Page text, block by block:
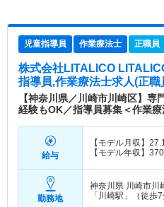
児童指導員 作業療法士 正職員
株式会社LITALICO
指導員,作業療法士求人(正職
【神奈川県／川崎市川崎区】
経験もOK／指導員募集＜作業療
給与
【モデル月収】
【モデル年収】 370
勤務地
神奈川県 川崎市川
「川崎駅」（徒歩